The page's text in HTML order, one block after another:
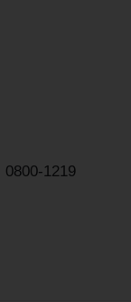
0800-1219